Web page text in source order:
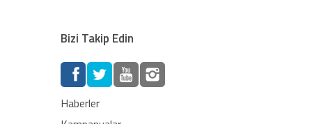
Bizi Takip Edin
Haberler